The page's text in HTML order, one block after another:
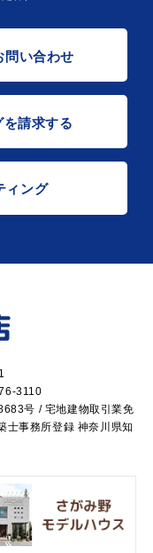
問い合わせ
請求する
ィング
3110
号 / 宅地建物取引業免
士事務所登録 神奈川県知